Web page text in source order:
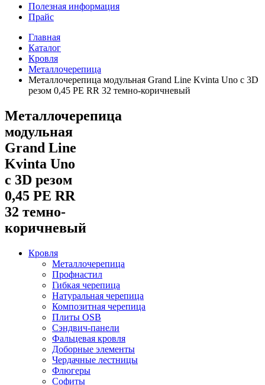
Полезная информация
Прайс
Главная
Каталог
Кровля
Металлочерепица
Металлочерепица модульная Grand Line Kvinta Uno c 3D
резом 0,45 PE RR 32 темно-коричневый
Металлочерепица
модульная
Grand Line
Kvinta Uno
c 3D резом
0,45 PE RR
32 темно-
коричневый
Кровля
Металлочерепица
Профнастил
Гибкая черепица
Натуральная черепица
Композитная черепица
Плиты OSB
Сэндвич-панели
Фальцевая кровля
Доборные элементы
Чердачные лестницы
Флюгеры
Софиты